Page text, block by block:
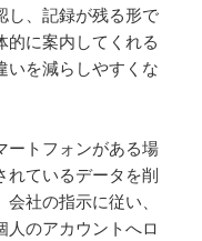
し、記録が残る形で
的に案内してくれる
いを減らしやすくな
ートフォンがある場
れているデータを削
社の指示に従い、
人のアカウントへロ